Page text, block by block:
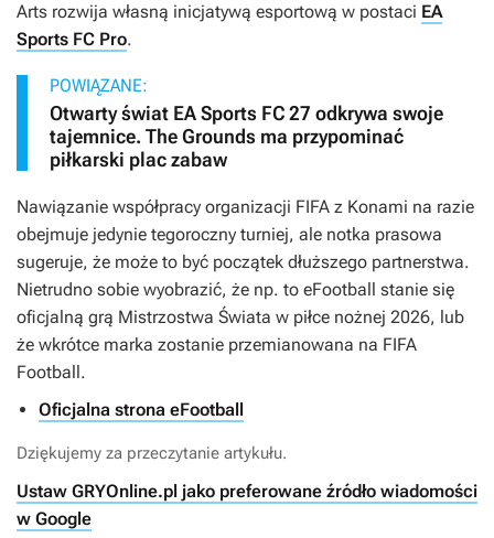
Arts rozwija własną inicjatywą esportową w postaci EA
Sports FC Pro.
POWIĄZANE:
Otwarty świat EA Sports FC 27 odkrywa swoje
tajemnice. The Grounds ma przypominać
piłkarski plac zabaw
Nawiązanie współpracy organizacji FIFA z Konami na razie
obejmuje jedynie tegoroczny turniej, ale notka prasowa
sugeruje, że może to być początek dłuższego partnerstwa.
Nietrudno sobie wyobrazić, że np. to eFootball stanie się
oficjalną grą Mistrzostwa Świata w piłce nożnej 2026, lub
że wkrótce marka zostanie przemianowana na FIFA
Football.
Oficjalna strona eFootball
Dziękujemy za przeczytanie artykułu.
Ustaw GRYOnline.pl jako preferowane źródło wiadomości
w Google